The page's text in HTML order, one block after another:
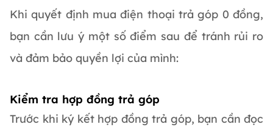
Khi quyết định mua điện thoại trả góp 0 đồng,
bạn cần lưu ý một số điểm sau để tránh rủi ro
và đảm bảo quyền lợi của mình:
Kiểm tra hợp đồng trả góp
Trước khi ký kết hợp đồng trả góp, bạn cần đọc